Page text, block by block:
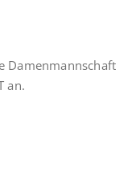
Damenmannschaft
an.